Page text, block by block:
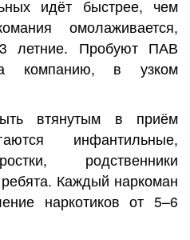
идёт быстрее, чем
омолаживается,
летние. Пробуют ПАВ
компанию, в узком
втянутым в приём
инфантильные,
родственники
Каждый наркоман
наркотиков от 5–6